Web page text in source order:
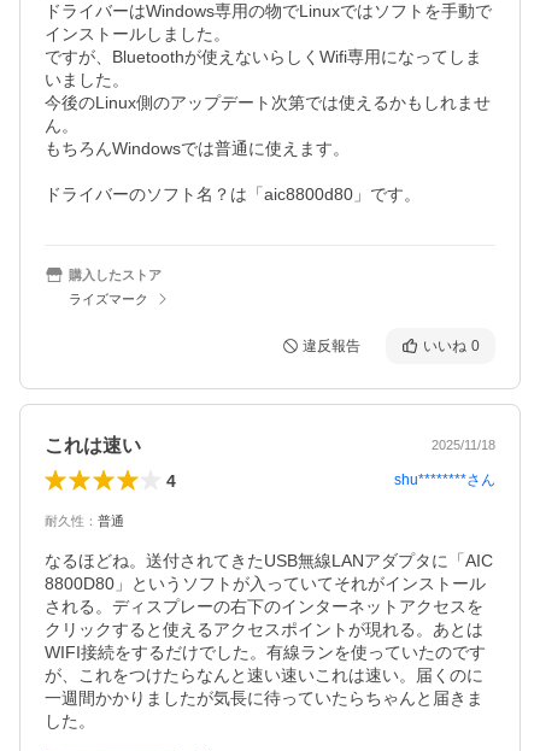
ドライバーはWindows専用の物でLinuxではソフトを手動で
インストールしました。
ですが、Bluetoothが使えないらしくWifi専用になってしま
いました。
今後のLinux側のアップデート次第では使えるかもしれませ
ん。
もちろんWindowsでは普通に使えます。
ドライバーのソフト名？は「aic8800d80」です。
購入したストア
ライズマーク
違反報告 いいね 0
これは速い 2025/11/18
4 shu********さん
耐久性 ： 普通
なるほどね。送付されてきたUSB無線LANアダプタに「AIC
8800D80」というソフトが入っていてそれがインストール
される。ディスプレーの右下のインターネットアクセスを
クリックすると使えるアクセスポイントが現れる。あとは
WIFI接続をするだけでした。有線ランを使っていたのです
が、これをつけたらなんと速い速いこれは速い。届くのに
一週間かかりましたが気長に待っていたらちゃんと届きま
した。